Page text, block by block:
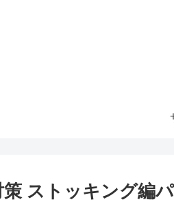
策 ストッキング編